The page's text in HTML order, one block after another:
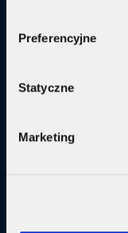
Preferencyjne
Statyczne
Marketing
Internet +
Internet + plan
Małe firmy